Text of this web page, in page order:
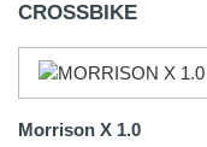
CROSSBIKE
Morrison X 1.0